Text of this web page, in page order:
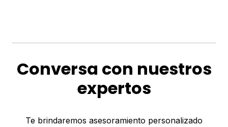
Conversa con nuestros
expertos
Te brindaremos asesoramiento personalizado